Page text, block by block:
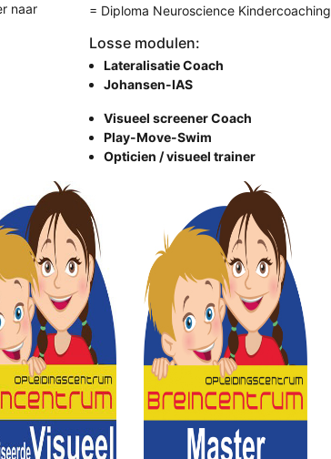
naar
= Diploma Neuroscience Kindercoaching
Losse modulen:
Lateralisatie Coach
Johansen-IAS
Visueel screener Coach
Play-Move-Swim
Opticien / visueel trainer